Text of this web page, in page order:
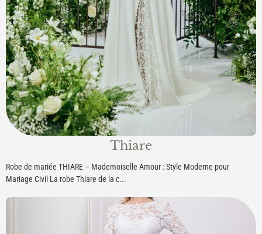
Thiare
Robe de mariée THIARE – Mademoiselle Amour : Style Moderne pour
Mariage Civil La robe Thiare de la c...